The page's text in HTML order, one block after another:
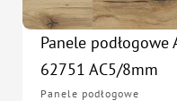
Panele podłogowe
62751 AC5/8mm
Panele podłogowe